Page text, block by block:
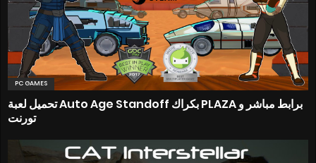
PC GAMES
تحميل لعبة Auto Age Standoff بكراك PLAZA برابط مباشر و
تورنت